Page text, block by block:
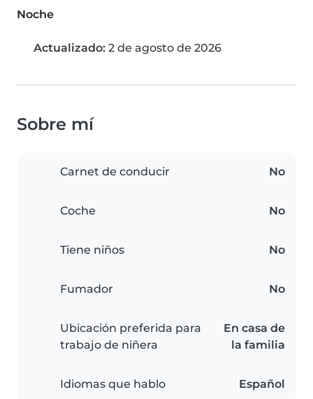
Noche
Actualizado: 2 de agosto de 2026
Sobre mí
Carnet de conducir No
Coche No
Tiene niños No
Fumador No
Ubicación preferida para
trabajo de niñera
En casa de
la familia
Idiomas que hablo Español